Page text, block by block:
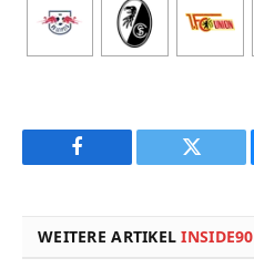
Facebook Twitter
WEITERE ARTIKELINSIDE90